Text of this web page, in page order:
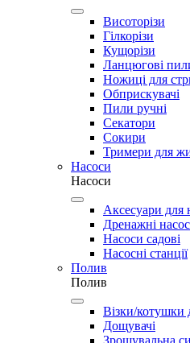
Висоторізи
Гілкорізи
Кущорізи
Ланцюгові
Ножиці для
Обприскувачі
Пили ручні
Секатори
Сокири
Тримери для
Насоси
Насоси
Аксесуари для
Дренажні
Насоси садові
Насосні станції
Полив
Полив
Візки/котушки
Дощувачі
Зрошувальна